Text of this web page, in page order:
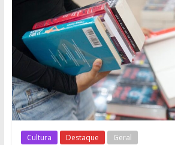
Cultura Destaque Geral